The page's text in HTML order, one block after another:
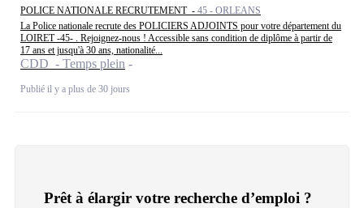
POLICE NATIONALE RECRUTEMENT - 45 - ORLEANS
La Police nationale recrute des POLICIERS ADJOINTS pour votre département du
LOIRET -45- . Rejoignez-nous ! Accessible sans condition de diplôme à partir de
17 ans et jusqu'à 30 ans, nationalité...
CDD - Temps plein
Publié il y a plus de 30 jours
Prêt à élargir votre recherche d’emploi ?